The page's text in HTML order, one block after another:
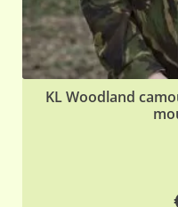
KL Woodland